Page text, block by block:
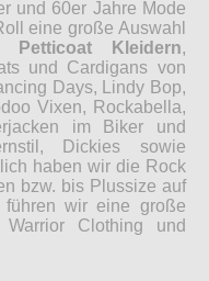
und 60er Jahre Mode
eine große Auswahl
Petticoat Kleidern,
und Cardigans von
Days, Lindy Bop,
Vixen, Rockabella,
im Biker und
Dickies sowie
haben wir die Rock
bzw. bis Plussize auf
führen wir eine große
Clothing und